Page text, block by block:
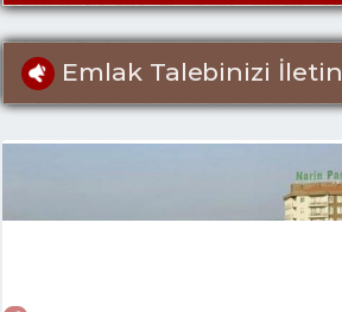
Emlak Talebinizi İletin